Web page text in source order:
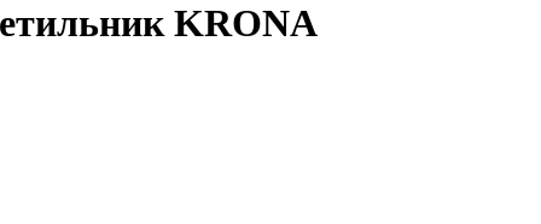
KRONA